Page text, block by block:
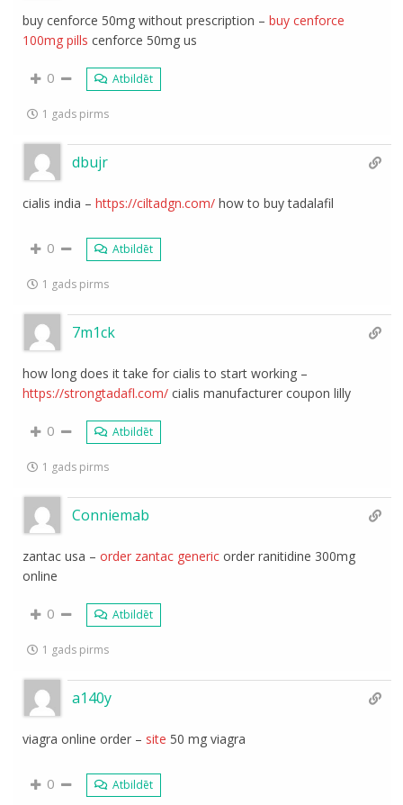
buy cenforce 50mg without prescription –buy cenforce
100mg pills cenforce 50mg us
0 Atbildēt
1 gads pirms
dbujr
cialis india –https://ciltadgn.com/ how to buy tadalafil
0 Atbildēt
1 gads pirms
7m1ck
how long does it take for cialis to start working –
https://strongtadafl.com/ cialis manufacturer coupon lilly
0 Atbildēt
1 gads pirms
Conniemab
zantac usa –order zantac generic order ranitidine 300mg
online
0 Atbildēt
1 gads pirms
a140y
viagra online order – site 50 mg viagra
0 Atbildēt